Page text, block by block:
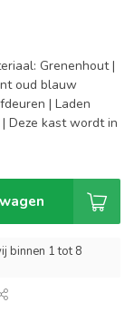
Grenenhout |
oud blauw
| Laden
Deze kast wordt in
binnen 1 tot 8